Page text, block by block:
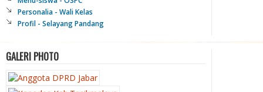
Personalia - Wali Kelas
Profil - Selayang Pandang
GALERI PHOTO